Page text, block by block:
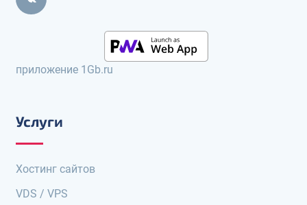
приложение 1Gb.ru
Услуги
Хостинг сайтов
VDS / VPS